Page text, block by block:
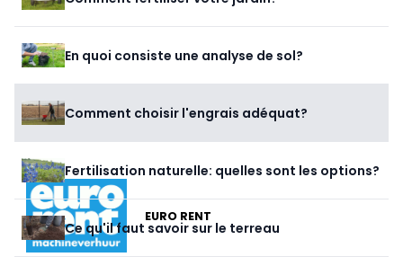
EURO RENT
En quoi consiste une analyse de sol?
Comment choisir l'engrais adéquat?
Fertilisation naturelle: quelles sont les options?
Ce qu'il faut savoir sur le terreau